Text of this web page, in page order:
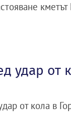
удар от
от кола в